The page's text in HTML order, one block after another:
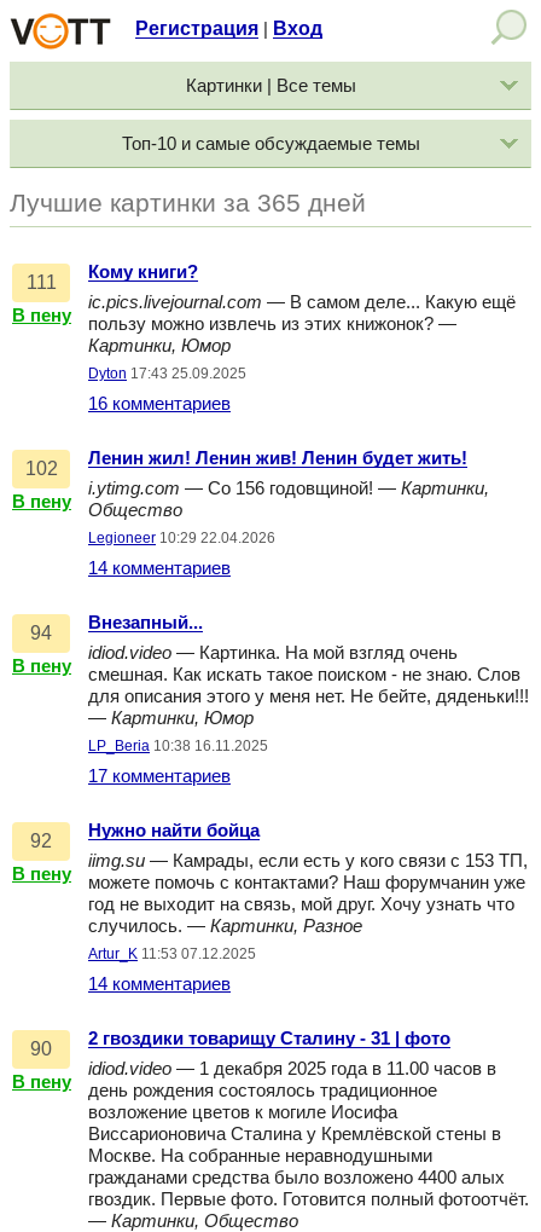
Регистрация Вход
Картинки | Все темы
Топ-10 и самые обсуждаемые темы
Лучшие картинки за 365 дней
111
В пену
Кому книги?
ic.pics.livejournal.com — В самом деле... Какую ещё
пользу можно извлечь из этих книжонок? —
Картинки, Юмор
Dyton 17:43 25.09.2025
16 комментариев
102
В пену
Ленин жил! Ленин жив! Ленин будет жить!
i.ytimg.com — Со 156 годовщиной! — Картинки,
Общество
Legioneer 10:29 22.04.2026
14 комментариев
94
В пену
Внезапный...
idiod.video — Картинка. На мой взгляд очень
смешная. Как искать такое поиском - не знаю. Слов
для описания этого у меня нет. Не бейте, дяденьки!!!
— Картинки, Юмор
LP_Beria 10:38 16.11.2025
17 комментариев
92
В пену
Нужно найти бойца
iimg.su — Камрады, если есть у кого связи с 153 ТП,
можете помочь с контактами? Наш форумчанин уже
год не выходит на связь, мой друг. Хочу узнать что
случилось. — Картинки, Разное
Artur_K 11:53 07.12.2025
14 комментариев
90
В пену
2 гвоздики товарищу Сталину - 31 | фото
idiod.video — 1 декабря 2025 года в 11.00 часов в
день рождения состоялось традиционное
возложение цветов к могиле Иосифа
Виссарионовича Сталина у Кремлёвской стены в
Москве. На собранные неравнодушными
гражданами средства было возложено 4400 алых
гвоздик. Первые фото. Готовится полный фотоотчёт.
— Картинки, Общество